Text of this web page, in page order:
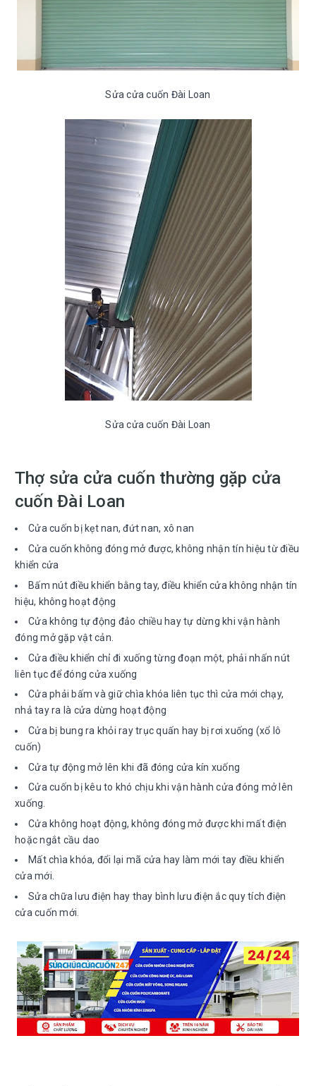
Sửa cửa cuốn Đài Loan
Sửa cửa cuốn Đài Loan
Thợ sửa cửa cuốn thường gặp cửa
cuốn Đài Loan
Cửa cuốn bị kẹt nan, đứt nan, xô nan
Cửa cuốn không đóng mở được, không nhận tín hiệu từ điều
khiển cửa
Bấm nút điều khiển bằng tay, điều khiển cửa không nhận tín
hiệu, không hoạt động
Cửa không tự động đảo chiều hay tự dừng khi vận hành
đóng mở gặp vật cản.
Cửa điều khiển chỉ đi xuống từng đoạn một, phải nhấn nút
liên tục để đóng cửa xuống
Cửa phải bấm và giữ chìa khóa liên tục thì cửa mới chạy,
nhả tay ra là cửa dừng hoạt động
Cửa bị bung ra khỏi ray trục quấn hay bị rơi xuống (xổ lô
cuốn)
Cửa tự động mở lên khi đã đóng cửa kín xuống
Cửa cuốn bị kêu to khó chịu khi vận hành cửa đóng mở lên
xuống.
Cửa không hoạt động, không đóng mở được khi mất điện
hoặc ngắt cầu dao
Mất chìa khóa, đổi lại mã cửa hay làm mới tay điều khiển
cửa mới.
Sửa chữa lưu điện hay thay bình lưu điện ắc quy tích điện
cửa cuốn mới.